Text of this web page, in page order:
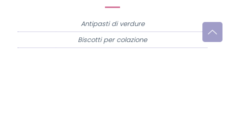
Antipasti di verdure
Biscotti per colazione